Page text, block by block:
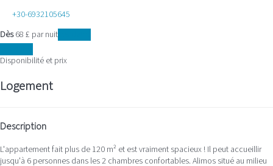
+30-6932105645
Dès68 £ par nuit
Disponibilité et prix
Logement
Description
L'appartement fait plus de 120 m² et est vraiment spacieux ! Il peut accueillir
jusqu'à 6 personnes dans les 2 chambres confortables. Alimos situé au milieu